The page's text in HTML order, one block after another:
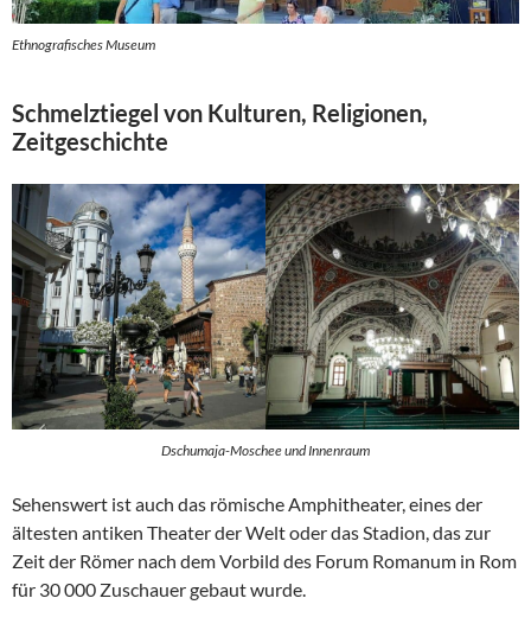
Ethnografisches Museum
Schmelztiegel von Kulturen, Religionen,
Zeitgeschichte
Dschumaja-Moschee und Innenraum
Sehenswert ist auch das römische Amphitheater, eines der
ältesten antiken Theater der Welt oder das Stadion, das zur
Zeit der Römer nach dem Vorbild des Forum Romanum in Rom
für 30 000 Zuschauer gebaut wurde.